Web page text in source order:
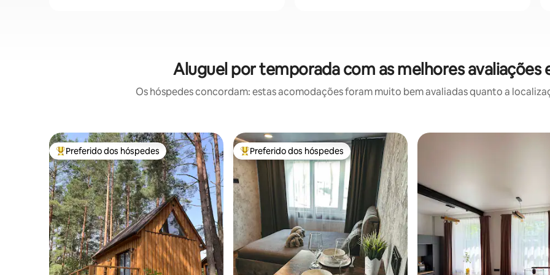
Aluguel por temporada com as melhores avaliações
Os hóspedes concordam: estas acomodações foram muito bem avaliadas quanto a
Entre os melhores preferidos dos hóspedes
Preferido dos hóspedes Entre os melhores preferidos dos hóspedes
Preferido dos hóspedes